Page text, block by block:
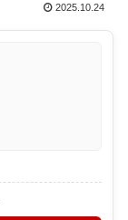
2025.10.24